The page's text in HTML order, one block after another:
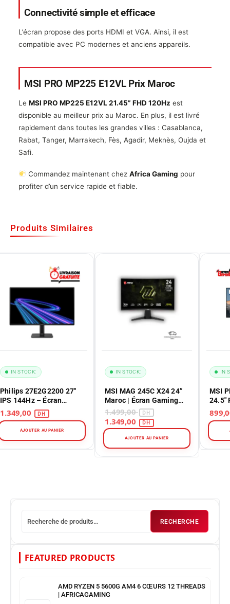
Connectivité simple et efficace
L’écran propose des ports HDMI et VGA. Ainsi, il est
compatible avec PC modernes et anciens appareils.
MSI PRO MP225 E12VL Prix Maroc
Le MSI PRO MP225 E12VL 21.45” FHD 120Hz est
disponible au meilleur prix au Maroc. En plus, il est livré
rapidement dans toutes les grandes villes : Casablanca,
Rabat, Tanger, Marrakech, Fès, Agadir, Meknès, Oujda et
Safi.
Commandez maintenant chezAfrica Gaming pour
profiter d’un service rapide et fiable.
Produits Similaires
Philips 27E2G2200 27"
IPS 144Hz – Écran
Gaming Full HD au
Maroc
IN STOCK:
AJOUTER AU PANIER
MSI MAG 245C X24 24”
Maroc | Écran Gaming
Curved
1.499,00
IN STOCK:
AJOUTER AU PANIER
MSI
24.5″
IN
RECHERCHE
FEATURED PRODUCTS
AMD RYZEN 5 5600G AM4 6 CŒURS 12 THREADS
| AFRICAGAMING